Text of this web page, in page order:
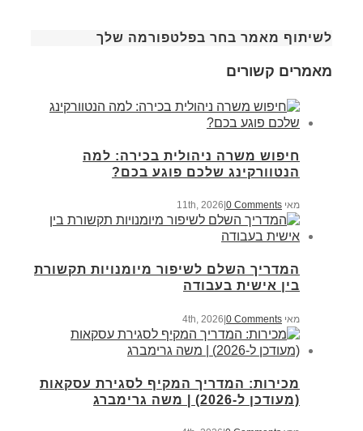
לשיתוף מאמר בחר בפלטפורמה שלך
מאמרים קשורים
חיפוש משרה ניהולית בכירה: למה
הנטוורקינג שלכם פוגע בכם?
מאי 11th, 2026 0 Comments
המדריך השלם לשיפור מיומנויות תקשורת
בין אישית בעבודה
מאי 4th, 2026 |0 Comments
מכירות: המדריך המקיף לסגירת עסקאות
(מעודכן ל-2026) | משה גרימברג